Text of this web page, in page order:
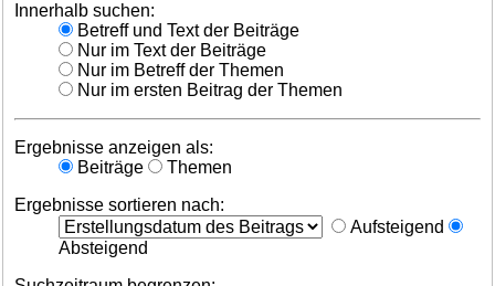
Innerhalb suchen:
Betreff und Text der Beiträge
Nur im Text der Beiträge
Nur im Betreff der Themen
Nur im ersten Beitrag der Themen
Ergebnisse anzeigen als:
Beiträge
Themen
Ergebnisse sortieren nach:
Aufsteigend
Absteigend